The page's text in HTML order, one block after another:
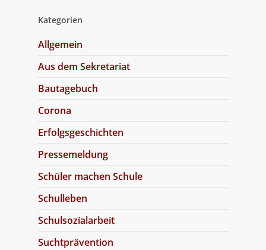
Kategorien
Allgemein
Aus dem Sekretariat
Bautagebuch
Corona
Erfolgsgeschichten
Pressemeldung
Schüler machen Schule
Schulleben
Schulsozialarbeit
Suchtprävention